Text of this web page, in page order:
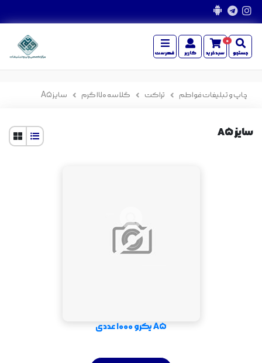
جستجو سبدخرید
0
کاربر
فهرست
چاپ و تبلیغات فواطم تراکت گلاسه 170 گرم سایز A5
سایز A5
A5 یکرو 1000 عددی